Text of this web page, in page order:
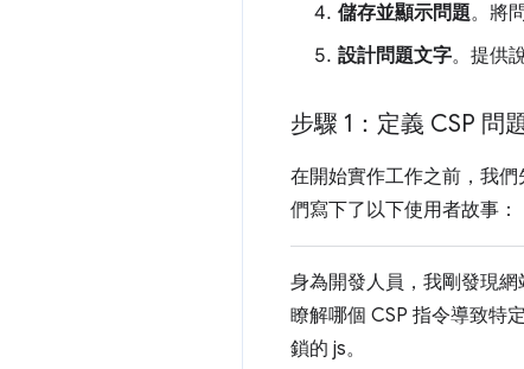
儲存並顯示問題。將
設計問題文字。提供
步驟 1：定義 CSP 問
在開始實作工作之前，我們
們寫下了以下使用者故事：
身為開發人員，我剛發現
瞭解哪個 CSP 指令導致特
鎖的 js。